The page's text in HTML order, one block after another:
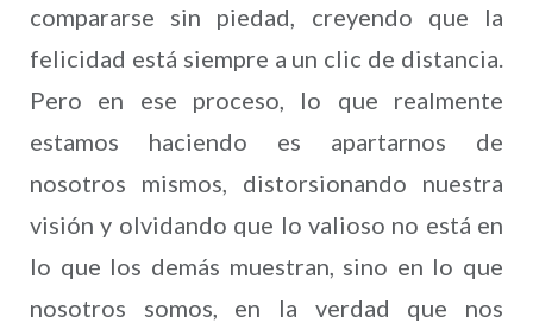
compararse sin piedad, creyendo que la
felicidad está siempre a un clic de distancia.
Pero en ese proceso, lo que realmente
estamos haciendo es apartarnos de
nosotros mismos, distorsionando nuestra
visión y olvidando que lo valioso no está en
lo que los demás muestran, sino en lo que
nosotros somos, en la verdad que nos